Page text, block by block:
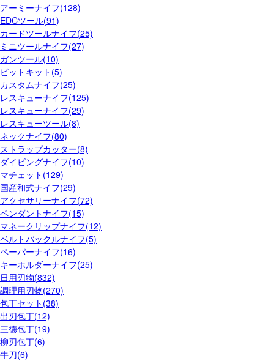
アーミーナイフ(128)
EDCツール(91)
カードツールナイフ(25)
ミニツールナイフ(27)
ガンツール(10)
ビットキット(5)
カスタムナイフ(25)
レスキューナイフ(125)
レスキューナイフ(29)
レスキューツール(8)
ネックナイフ(80)
ストラップカッター(8)
ダイビングナイフ(10)
マチェット(129)
国産和式ナイフ(29)
アクセサリーナイフ(72)
ペンダントナイフ(15)
マネークリップナイフ(12)
ベルトバックルナイフ(5)
ペーパーナイフ(16)
キーホルダーナイフ(25)
日用刃物(832)
調理用刃物(270)
包丁セット(38)
出刃包丁(12)
三徳包丁(19)
柳刃包丁(6)
牛刀(6)